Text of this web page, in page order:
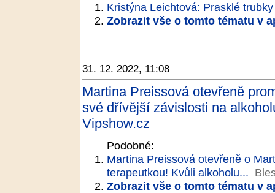
Kristýna Leichtová: Prasklé
Zobrazit vše o tomto tématu v
31. 12. 2022, 11:08
Martina Preissová otevřeně
své dřívější závislosti na
Vipshow.cz
Podobné:
Martina Preissová otevřeně o
terapeutkou! Kvůli alkoholu...
Zobrazit vše o tomto tématu v